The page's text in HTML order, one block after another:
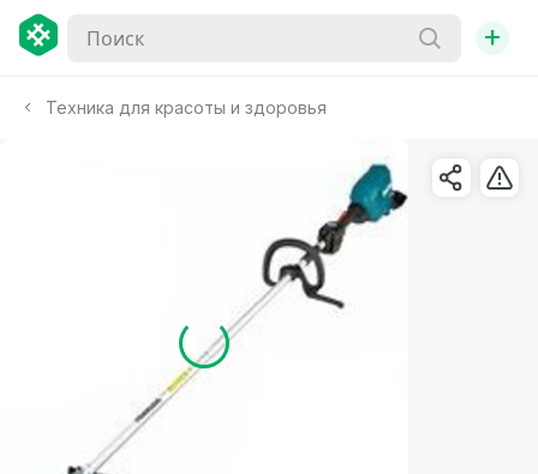
+
Техника для красоты и здоровья